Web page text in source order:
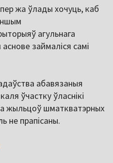
жа ўлады хочуць, каб
агульнага
займаліся самі
абавязаныя
ўчастку ўласнікі
жыльцоў шматкватэрных
не прапісаны.